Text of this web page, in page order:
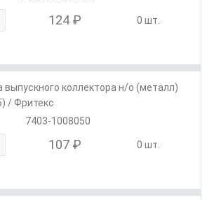
124 ₽ 0 шт.
выпускного коллектора н/о (металл)
/ Фритекс
7403-1008050
107 ₽ 0 шт.